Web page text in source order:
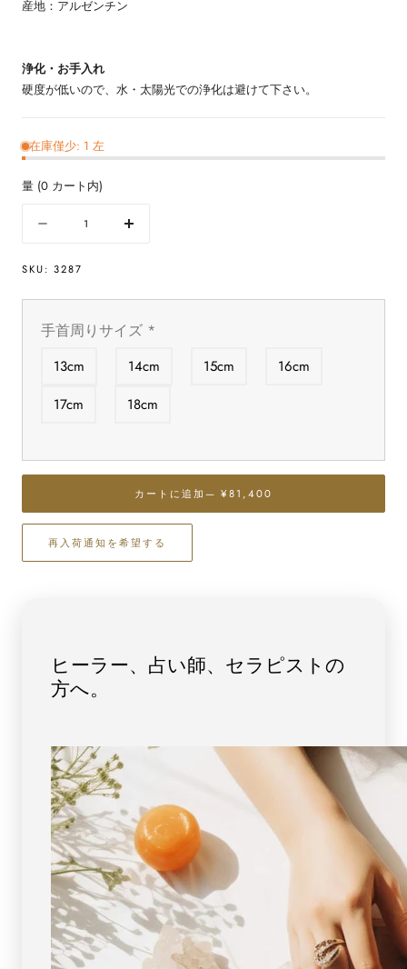
産地：アルゼンチン
浄化・お手入れ
硬度が低いので、水・太陽光での浄化は避けて下さい。
在庫僅少: 1 左
量 (0 カート内)
を
減
す
イ
カ
ズ
ス
レ
ッ
画
物・
一
点
物
パ
ワ
ー
ス
ト
ー
数
増
す
イ
カ
ズ
ス
レ
ッ
[
物・
物
]
パ
ワ
ー
ス
ト
ー
SKU: 3287
手首周りサイズ *
13cm 14cm 15cm
16cm
17cm
18cm
カートに追加— ¥81,400
再入荷通知を希望する
ヒーラー、占い師、セラピストの
方へ。